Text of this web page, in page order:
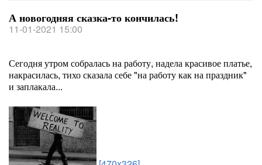
А новогодняя сказка-то кончилась!
11-01-2021 15:00
Сегодня утром собралась на работу, надела красивое платье,
накрасилась, тихо сказала себе "на работу как на праздник"
и заплакала...